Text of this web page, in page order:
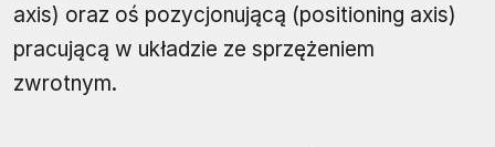
axis) oraz oś pozycjonującą (positioning axis)
pracującą w układzie ze sprzężeniem
zwrotnym.